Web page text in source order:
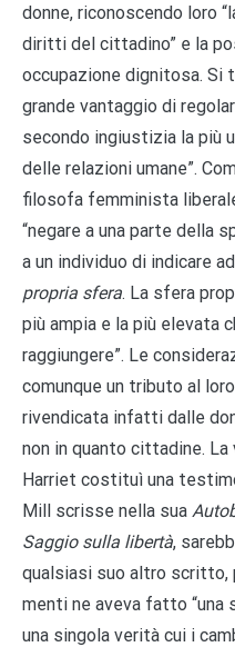
donne, riconoscendo loro
diritti del cittadino” e la
occupazione dignitosa. Si
grande vantaggio di
secondo ingiustizia la più
delle relazioni umane”.
filosofa femminista
“negare a una parte della
a un individuo di indicare
propria sfera. La sfera
più ampia e la più elevata
raggiungere”. Le
comunque un tributo al
rivendicata infatti dalle
non in quanto cittadine.
Harriet costituì una
Mill scrisse nella sua
Saggio sulla libertà,
qualsiasi suo altro scritto,
menti ne aveva fatto “una
una singola verità cui i